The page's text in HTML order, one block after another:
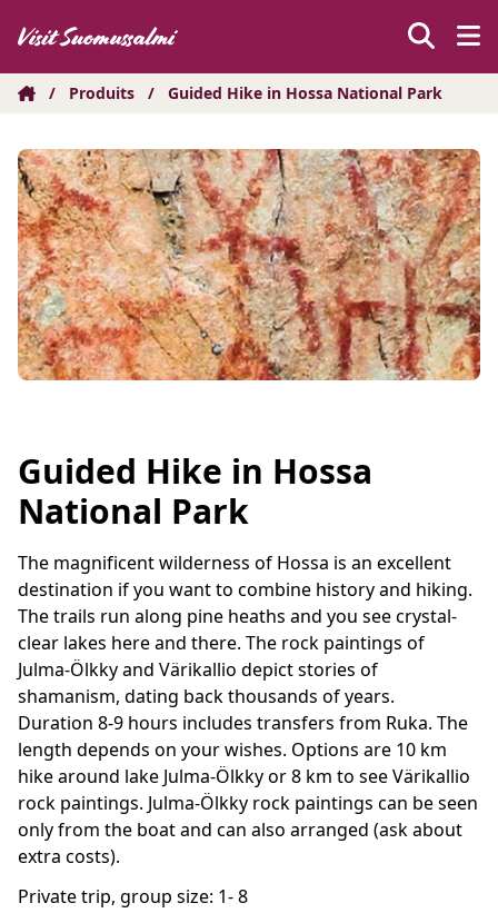
sisältöön
/ Produits / Guided Hike in Hossa National Park
Guided Hike in Hossa
National Park
The magnificent wilderness of Hossa is an excellent
destination if you want to combine history and hiking.
The trails run along pine heaths and you see crystal-
clear lakes here and there. The rock paintings of
Julma-Ölkky and Värikallio depict stories of
shamanism, dating back thousands of years.
Duration 8-9 hours includes transfers from Ruka. The
length depends on your wishes. Options are 10 km
hike around lake Julma-Ölkky or 8 km to see Värikallio
rock paintings. Julma-Ölkky rock paintings can be seen
only from the boat and can also arranged (ask about
extra costs).
Private trip, group size: 1- 8